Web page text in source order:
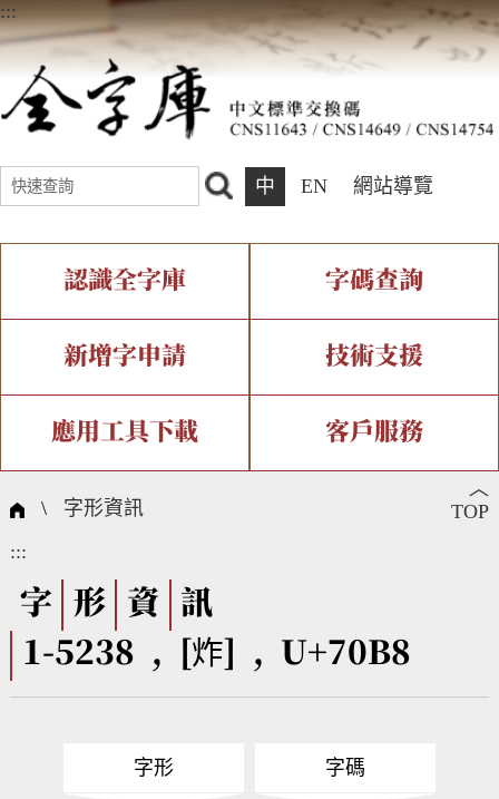
:::
中 EN 網站導覽
認識全字庫
全字庫介紹 全字庫現況
中文碼介紹 專有名詞介紹
國際字碼相關組織
字碼查詢
IDS查詢 部件查詢
複合查詢 注音查詢
筆畫查詢
筆順序查詢
CNS查詢 Unicode查詢
新增字申請
新字申請處理流程
技術支援
字形即時顯示 造字解決方案
全字庫授權 轉碼Web Service
應用工具下載
個人電腦造字處理工具
字形下載
客戶服務
問題集
熱門查詢統計
︿
TOP
\ 字形資訊
:::
字 形 資
訊
1-5238 , [炸] , U+70B8
字形 字碼